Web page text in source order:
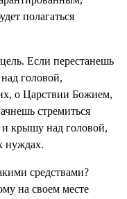
полагаться
Если перестанешь
головой,
о Царствии Божием,
стремиться
крышу над головой,
нуждах.
средствами?
на своем месте